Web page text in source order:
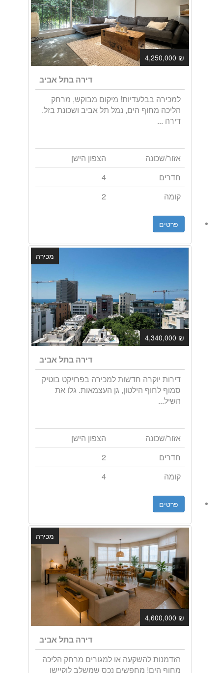
₪ 4,250,000
דירה בתל אביב
למכירה בבלעדיות! מיקום מבוקש, מרחק
הליכה מחוף הים, נמל תל אביב ושכונת בזל.
דירה ...
אזור/שכונה
הצפון הישן
חדרים
4
קומה
2
פרטים
₪ 4,340,000
מכירה
דירה בתל אביב
דירות יוקרה חדשות למכירה בפרויקט בוטיק
סמוף לחוף הילטון, גן העצמאות. גלו את
השיל...
אזור/שכונה
הצפון הישן
חדרים
2
קומה
4
פרטים
₪ 4,600,000
מכירה
דירה בתל אביב
הזדמנות להשקעה או למגורים מרחק הליכה
מחוף הים! מחפשים נכס שמשלב לוקיישן